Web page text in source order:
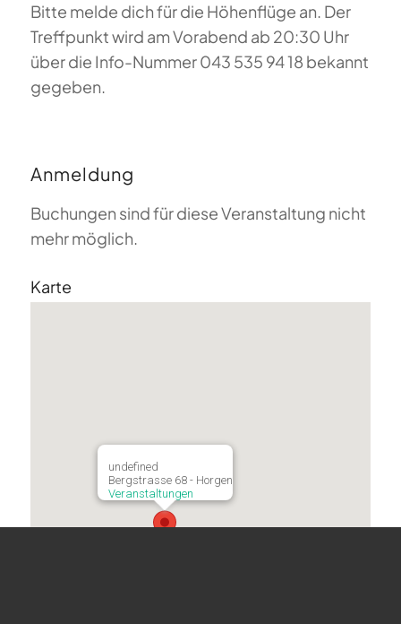
Bitte melde dich für die Höhenflüge an. Der
Treffpunkt wird am Vorabend ab 20:30 Uhr
über die Info-Nummer 043 535 94 18 bekannt
gegeben.
Anmeldung
Buchungen sind für diese Veranstaltung nicht
mehr möglich.
Karte
undefined
Bergstrasse 68 - Horgen
Veranstaltungen